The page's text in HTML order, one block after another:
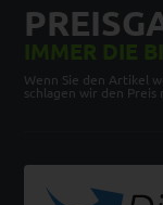
IMMER DIE
Wenn Sie den Artikel
schlagen wir den Preis